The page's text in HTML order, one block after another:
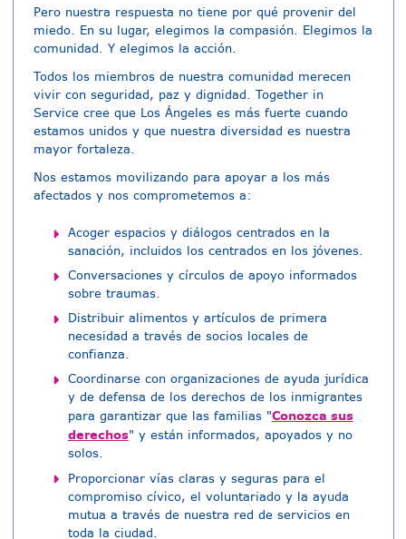
Pero nuestra respuesta no tiene por qué provenir del
miedo. En su lugar, elegimos la compasión. Elegimos la
comunidad. Y elegimos la acción.
Todos los miembros de nuestra comunidad merecen
vivir con seguridad, paz y dignidad. Together in
Service cree que Los Ángeles es más fuerte cuando
estamos unidos y que nuestra diversidad es nuestra
mayor fortaleza.
Nos estamos movilizando para apoyar a los más
afectados y nos comprometemos a:
Acoger espacios y diálogos centrados en la
sanación, incluidos los centrados en los jóvenes.
Conversaciones y círculos de apoyo informados
sobre traumas.
Distribuir alimentos y artículos de primera
necesidad a través de socios locales de
confianza.
Coordinarse con organizaciones de ayuda jurídica
y de defensa de los derechos de los inmigrantes
para garantizar que las familias "Conozca sus
derechos" y están informados, apoyados y no
solos.
Proporcionar vías claras y seguras para el
compromiso cívico, el voluntariado y la ayuda
mutua a través de nuestra red de servicios en
toda la ciudad.